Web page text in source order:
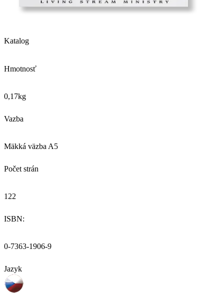
Katalog
Hmotnosť
0,17kg
Vazba
Mäkká väzba A5
Počet strán
122
ISBN:
0-7363-1906-9
Jazyk